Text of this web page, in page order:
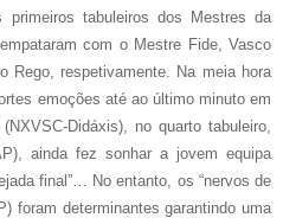
tabuleiros dos Mestres da
com o Mestre Fide, Vasco
Rego, respetivamente. Na meia hora
emoções até ao último minuto em
Didáxis), no quarto tabuleiro,
ainda fez sonhar a jovem equipa
final”… No entanto, os “nervos de
foram determinantes garantindo uma